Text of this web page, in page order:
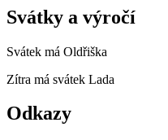
Svátky a výročí
Svátek má Oldřiška
Zítra má svátek Lada
Odkazy